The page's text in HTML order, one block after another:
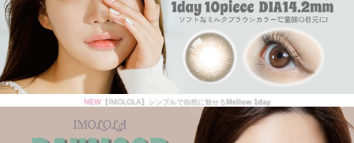
NEW 【IMOLOLA】シンプルで自然に魅せる Mellow 1day